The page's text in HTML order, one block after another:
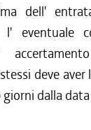
dell'
l' eventuale
deve
dalla